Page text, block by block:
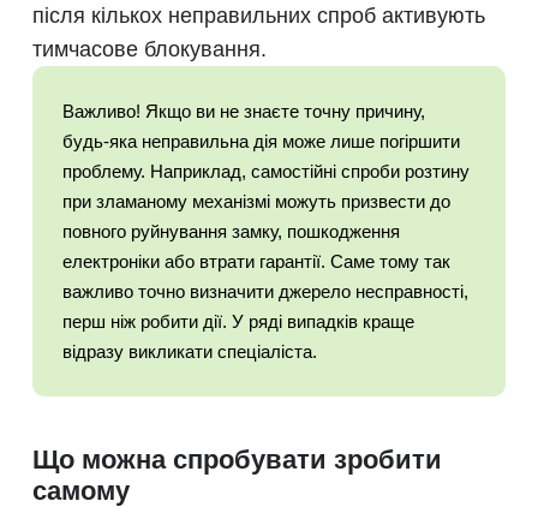
після кількох неправильних спроб активують
тимчасове блокування.
Важливо! Якщо ви не знаєте точну причину,
будь-яка неправильна дія може лише погіршити
проблему. Наприклад, самостійні спроби розтину
при зламаному механізмі можуть призвести до
повного руйнування замку, пошкодження
електроніки або втрати гарантії. Саме тому так
важливо точно визначити джерело несправності,
перш ніж робити дії. У ряді випадків краще
відразу викликати спеціаліста.
Що можна спробувати зробити
самому